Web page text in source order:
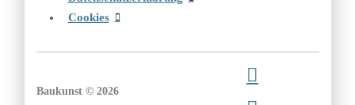
Cookies
Baukunst © 2026